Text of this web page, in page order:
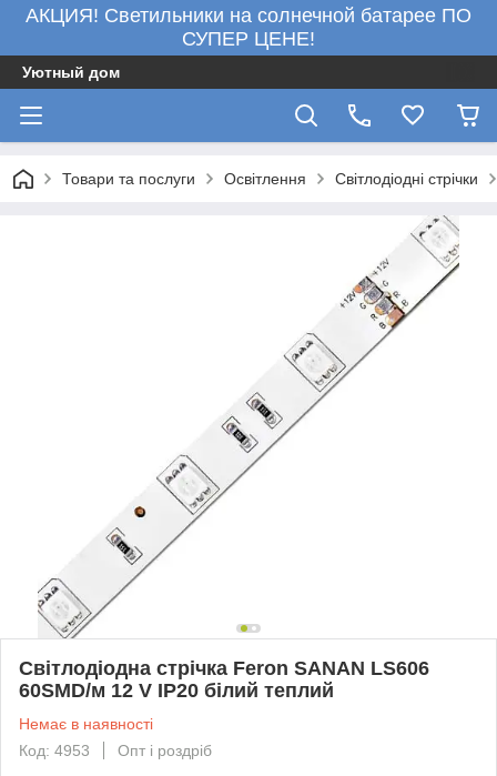
АКЦИЯ! Светильники на солнечной батарее ПО
СУПЕР ЦЕНЕ!
Уютный дом
Товари та послуги Освітлення Світлодіодні стрічки
Світлодіодна стрічка Feron SANAN LS606
60SMD/м 12 V IP20 білий теплий
Немає в наявності
Код: 4953
Опт і роздріб